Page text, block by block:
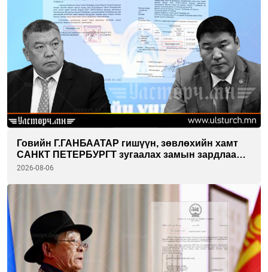
Говийн Г.ГАНБААТАР гишүүн, зөвлөхийн хамт
САНКТ ПЕТЕРБУРГТ зугаалах замын зардлаа
“ИНҮТ” ТӨХХК даажээ
2026-08-06